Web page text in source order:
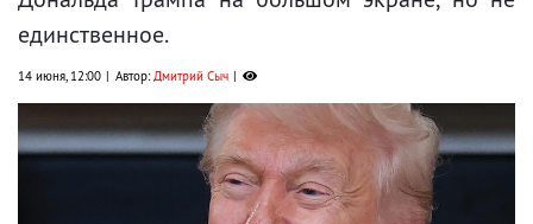
единственное.
14 июня, 12:00 Автор:Дмитрий Сыч